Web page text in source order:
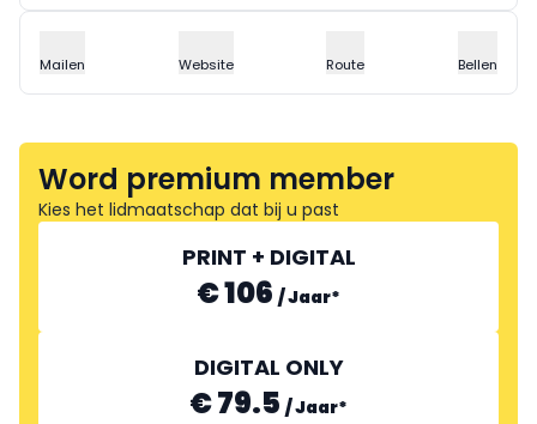
Mailen Website Route Bellen
Word premium member
Kies het lidmaatschap dat bij u past
PRINT + DIGITAL
€ 106 /Jaar*
DIGITAL ONLY
€ 79.5 /Jaar*